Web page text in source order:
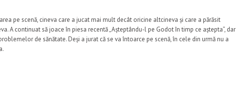
pe scenă, cineva care a jucat mai mult decât oricine altcineva și care a părăsit
A continuat să joace în piesa recentă „Așteptându-l pe Godot în timp ce aștepta”, dar
de sănătate. Deși a jurat că se va întoarce pe scenă, în cele din urmă nu a